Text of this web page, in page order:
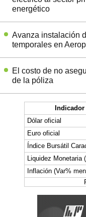
energético
Avanza instalación
temporales en
El costo de no
de la póliza
Indicador
Dólar oficial
Euro oficial
Índice Bursátil
Liquidez Monetaria
Inflación (Var%